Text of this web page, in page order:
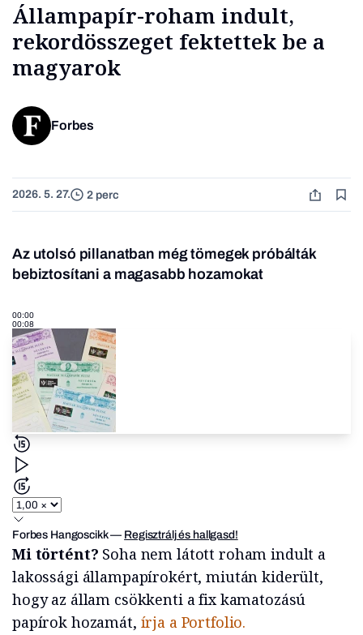
Állampapír-roham indult,
rekordösszeget fektettek be a
magyarok
Forbes
2026. 5. 27. 2 perc
Az utolsó pillanatban még tömegek próbálták
bebiztosítani a magasabb hozamokat
00:00
00:08
Forbes Hangoscikk— Regisztrálj és hallgasd!
Mi történt? Soha nem látott roham indult a
lakossági állampapírokért, miután kiderült,
hogy az állam csökkenti a fix kamatozású
papírok hozamát, írja a Portfolio.